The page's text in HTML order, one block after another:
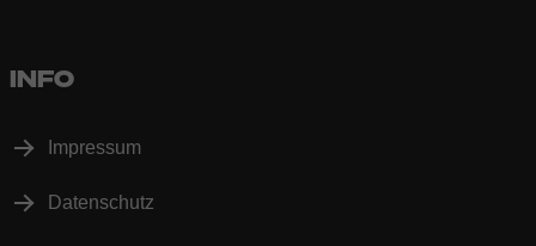
INFO
Impressum
Datenschutz